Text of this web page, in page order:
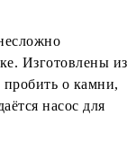
Изготовлены из
о камни,
насос для